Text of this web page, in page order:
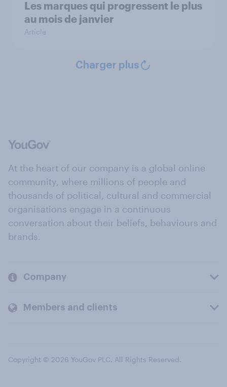
Les marques qui progressent le plus
au mois de janvier
Article
Charger plus
At the heart of our company is a global online
community, where millions of people and
thousands of political, cultural and commercial
organisations engage in a continuous
conversation about their beliefs, behaviours and
brands.
Company
Members and clients
Copyright © 2026 YouGov PLC. All Rights Reserved.